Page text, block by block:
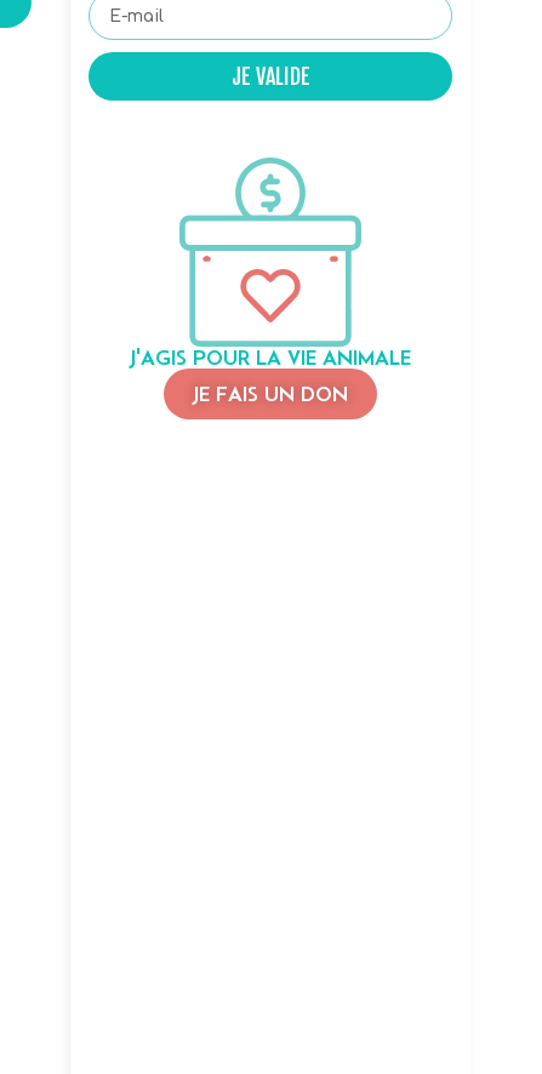
JE VALIDE
J'AGIS POUR LA VIE ANIMALE
JE FAIS UN DON